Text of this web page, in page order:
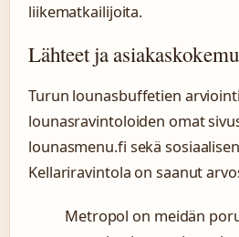
liikematkailijoita.
Lähteet ja
Turun lounasbuffetien
lounasravintoloiden omat
lounasmenu.fi sekä
Kellariravintola on saanut
Metropol on meidän